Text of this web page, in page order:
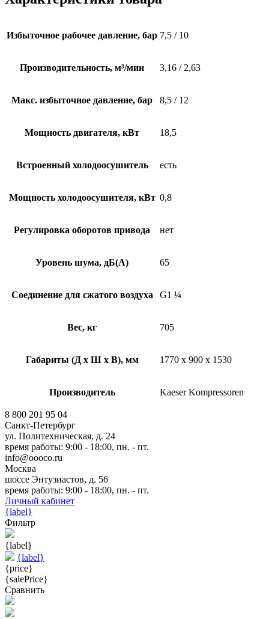
Избыточное рабочее давление, бар 7,5 / 10
Производительность, м³/мин 3,16 / 2,63
Макс. избыточное давление, бар 8,5 / 12
Мощность двигателя, кВт 18,5
Встроенный холодоосушитель есть
Мощность холодоосушителя, кВт 0,8
Регулировка оборотов привода нет
Уровень шума, дБ(А) 65
Соединение для сжатого воздуха G1 ¼
Вес, кг 705
Габариты (Д х Ш х В), мм 1770 x 900 x 1530
Производитель Kaeser Kompressoren
8 800 201 95 04
Санкт-Петербург
ул. Политехническая, д. 24
время работы: 9:00 - 18:00, пн. - пт.
info@oooco.ru
Москва
шоссе Энтузиастов, д. 56
время работы: 9:00 - 18:00, пн. - пт.
Личный кабинет
{label}
Фильтр
{label}
{label}
{price}
{salePrice}
Сравнить